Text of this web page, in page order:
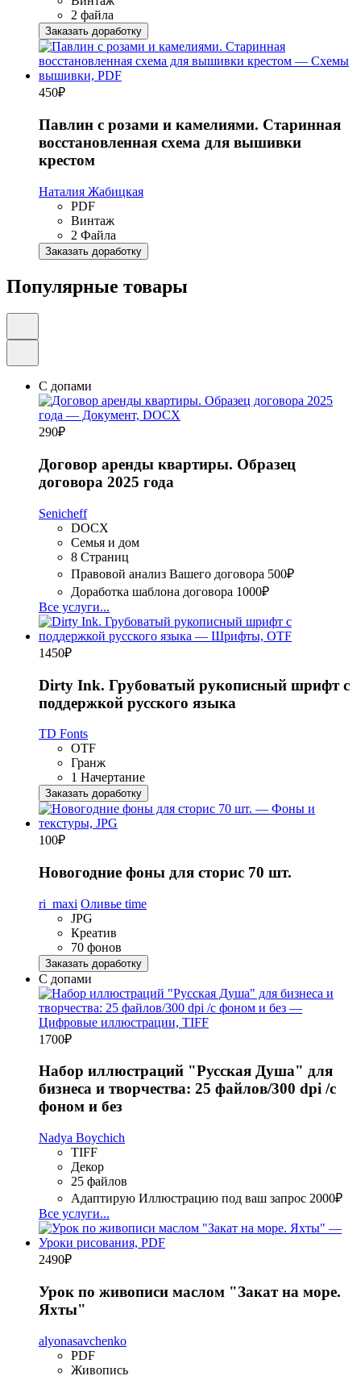
2 файла
Заказать доработку
450₽
Павлин с розами и камелиями. Старинная
восстановленная схема для вышивки
крестом
Наталия Жабицкая
PDF
Винтаж
2 Файла
Заказать доработку
Популярные товары
С допами
290₽
Договор аренды квартиры. Образец
договора 2025 года
Senicheff
DOCX
Семья и дом
8 Страниц
Правовой анализ Вашего договора 500₽
Доработка шаблона договора 1000₽
Все услуги...
1450₽
Dirty Ink. Грубоватый рукописный шрифт с
поддержкой русского языка
TD Fonts
OTF
Гранж
1 Начертание
Заказать доработку
100₽
Новогодние фоны для сторис 70 шт.
ri_maxi Оливье time
JPG
Креатив
70 фонов
Заказать доработку
С допами
1700₽
Набор иллюстраций "Русская Душа" для
бизнеса и творчества: 25 файлов/300 dpi /с
фоном и без
Nadya Boychich
TIFF
Декор
25 файлов
Адаптирую Иллюстрацию под ваш запрос 2000₽
Все услуги...
2490₽
Урок по живописи маслом "Закат на море.
Яхты"
alyonasavchenko
PDF
Живопись